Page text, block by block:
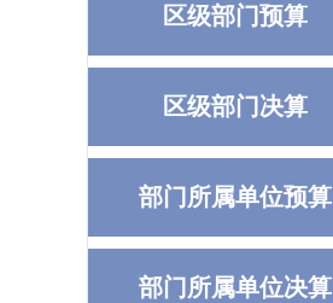
区级部门预算
区级部门决算
部门所属单位预算
部门所属单位决算